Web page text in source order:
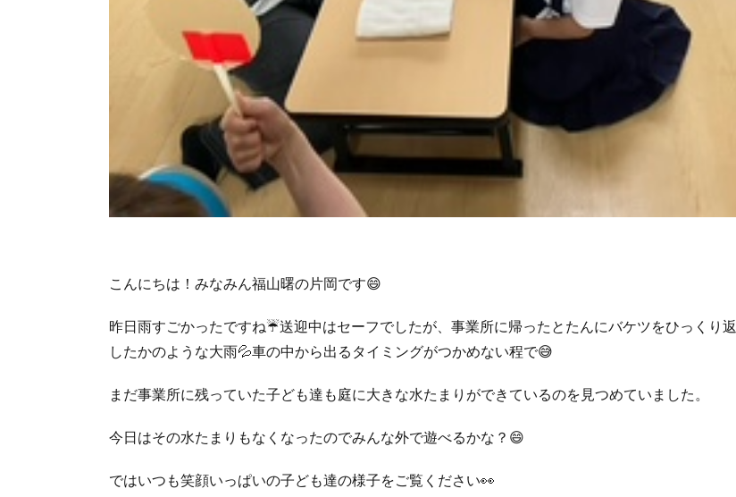
こんにちは！みなみん福山曙の片岡です😄
昨日雨すごかったですね☔送迎中はセーフでしたが、事業所に帰ったとたんにバケツをひっくり返
したかのような大雨💦車の中から出るタイミングがつかめない程で😅
まだ事業所に残っていた子ども達も庭に大きな水たまりができているのを見つめていました。
今日はその水たまりもなくなったのでみんな外で遊べるかな？😄
ではいつも笑顔いっぱいの子ども達の様子をご覧ください👀